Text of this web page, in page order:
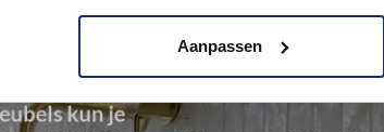
Aanpassen